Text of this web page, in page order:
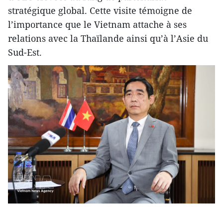
stratégique global. Cette visite témoigne de
l’importance que le Vietnam attache à ses
relations avec la Thaïlande ainsi qu’à l’Asie du
Sud-Est.